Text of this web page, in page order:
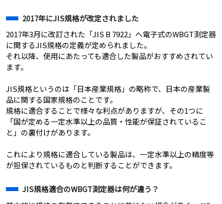
2017年にJIS規格が改定されました
2017年3月に改訂された「JIS B 7922」へ電子式のWBGT測定器
に関するJIS規格の定義が定められました。
それ以降、使用にあたっても適合した製品がおすすめされてい
ます。
JIS規格というのは「日本産業規格」の略称で、日本の産業製
品に関する国家規格のことです。
規格に適合することで様々な利点がありますが、その1つに
「国が定める一定水準以上の品質・性能が保証されているこ
と」の裏付けがあります。
これにより規格に適合している製品は、一定水準以上の精度等
が担保されているものと判断することができます。
JIS規格適合のWBGT測定器は何が違う？